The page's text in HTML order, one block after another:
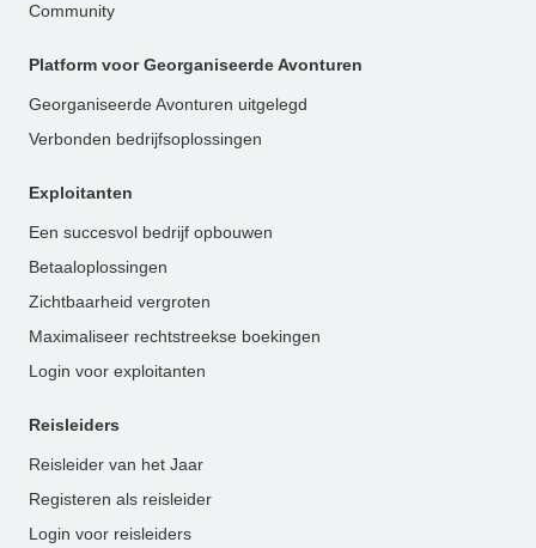
Community
Platform voor Georganiseerde Avonturen
Georganiseerde Avonturen uitgelegd
Verbonden bedrijfsoplossingen
Exploitanten
Een succesvol bedrijf opbouwen
Betaaloplossingen
Zichtbaarheid vergroten
Maximaliseer rechtstreekse boekingen
Login voor exploitanten
Reisleiders
Reisleider van het Jaar
Registeren als reisleider
Login voor reisleiders